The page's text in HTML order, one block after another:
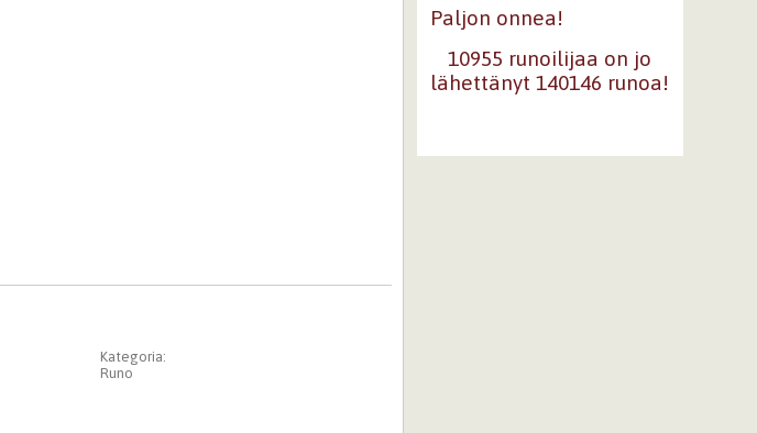
Kategoria:
Runo
Paljon onnea!
10955 runoilijaa on jo
lähettänyt 140146 runoa!